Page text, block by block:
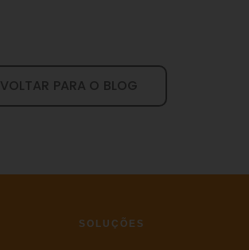
VOLTAR PARA O BLOG
SOLUÇÕES